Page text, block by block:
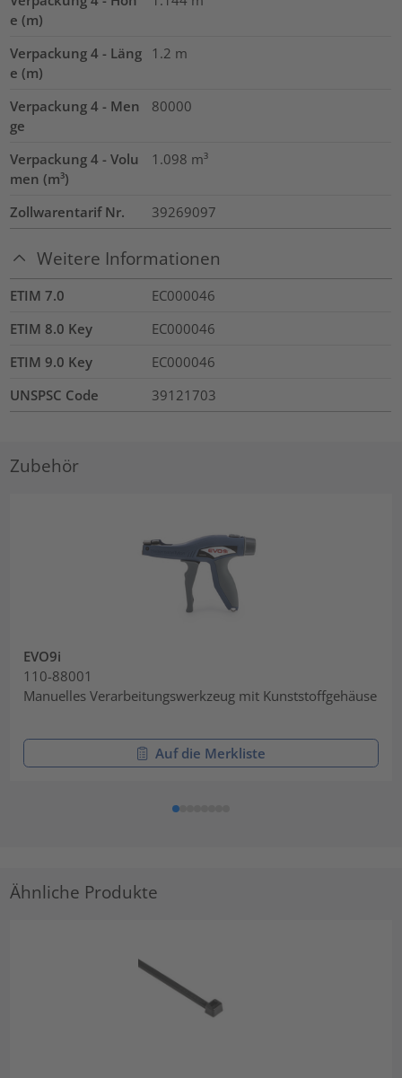
e (m)
Verpackung 4 - Läng
e (m)
1.2 m
Verpackung 4 - Men
ge
80000
Verpackung 4 - Volu
men (m³)
1.098 m³
Zollwarentarif Nr. 39269097
Weitere Informationen
ETIM 7.0
EC000046
ETIM 8.0 Key
EC000046
ETIM 9.0 Key
EC000046
UNSPSC Code
39121703
Zubehör
EVO9i
110-88001
Manuelles Verarbeitungswerkzeug mit Kunststoffgehäuse
Auf die Merkliste
Ähnliche Produkte